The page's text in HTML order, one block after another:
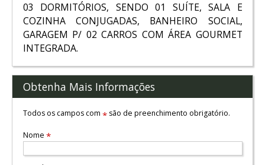
03 DORMITÓRIOS, SENDO 01 SUÍTE, SALA E
COZINHA CONJUGADAS, BANHEIRO SOCIAL,
GARAGEM P/ 02 CARROS COM ÁREA GOURMET
INTEGRADA.
Obtenha Mais Informações
Todos os campos com *são de preenchimento obrigatório.
Nome *